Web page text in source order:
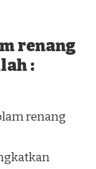
renang
:
renang